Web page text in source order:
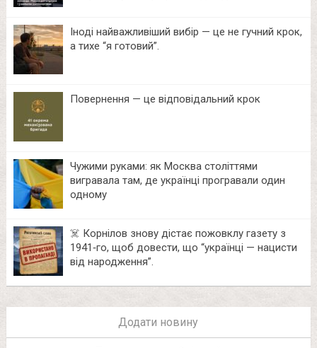
Іноді найважливіший вибір — це не гучний крок,
а тихе “я готовий”.
Повернення — це відповідальний крок
Чужими руками: як Москва століттями
вигравала там, де українці програвали один
одному
☠️ Корнілов знову дістає пожовклу газету з
1941‑го, щоб довести, що “українці — нацисти
від народження”.
Додати новину